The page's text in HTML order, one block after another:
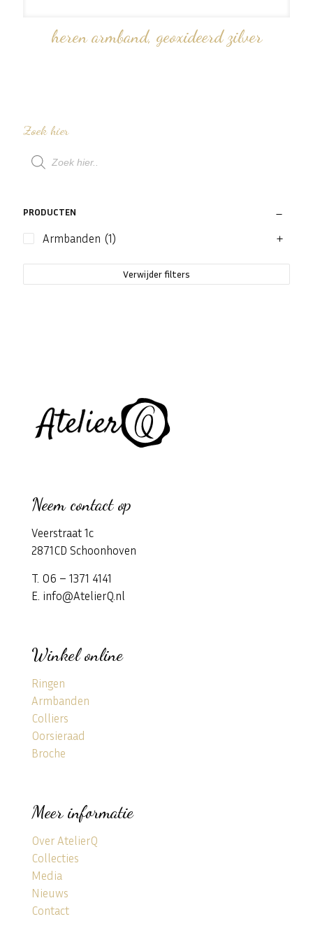
heren armband, geoxideerd zilver
Zoek hier
Producten
zoeken
PRODUCTEN
Armbanden (1)
Verwijder filters
Neem contact op
Veerstraat 1c
2871CD Schoonhoven
T. 06 – 1371 4141
E. info@AtelierQ.nl
Winkel online
Ringen
Armbanden
Colliers
Oorsieraad
Broche
Meer informatie
Over AtelierQ
Collecties
Media
Nieuws
Contact